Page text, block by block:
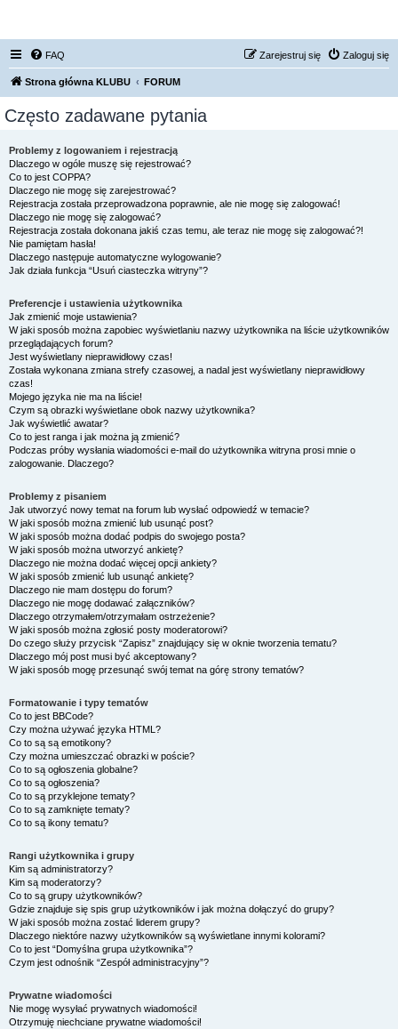
FAQ Zaloguj się
Zarejestruj się
Strona główna KLUBU FORUM
Często zadawane pytania
Problemy z logowaniem i rejestracją
Dlaczego w ogóle muszę się rejestrować?
Co to jest COPPA?
Dlaczego nie mogę się zarejestrować?
Rejestracja została przeprowadzona poprawnie, ale nie mogę się zalogować!
Dlaczego nie mogę się zalogować?
Rejestracja została dokonana jakiś czas temu, ale teraz nie mogę się zalogować?!
Nie pamiętam hasła!
Dlaczego następuje automatyczne wylogowanie?
Jak działa funkcja “Usuń ciasteczka witryny”?
Preferencje i ustawienia użytkownika
Jak zmienić moje ustawienia?
W jaki sposób można zapobiec wyświetlaniu nazwy użytkownika na liście użytkowników
przeglądających forum?
Jest wyświetlany nieprawidłowy czas!
Została wykonana zmiana strefy czasowej, a nadal jest wyświetlany nieprawidłowy
czas!
Mojego języka nie ma na liście!
Czym są obrazki wyświetlane obok nazwy użytkownika?
Jak wyświetlić awatar?
Co to jest ranga i jak można ją zmienić?
Podczas próby wysłania wiadomości e-mail do użytkownika witryna prosi mnie o
zalogowanie. Dlaczego?
Problemy z pisaniem
Jak utworzyć nowy temat na forum lub wysłać odpowiedź w temacie?
W jaki sposób można zmienić lub usunąć post?
W jaki sposób można dodać podpis do swojego posta?
W jaki sposób można utworzyć ankietę?
Dlaczego nie można dodać więcej opcji ankiety?
W jaki sposób zmienić lub usunąć ankietę?
Dlaczego nie mam dostępu do forum?
Dlaczego nie mogę dodawać załączników?
Dlaczego otrzymałem/otrzymałam ostrzeżenie?
W jaki sposób można zgłosić posty moderatorowi?
Do czego służy przycisk “Zapisz” znajdujący się w oknie tworzenia tematu?
Dlaczego mój post musi być akceptowany?
W jaki sposób mogę przesunąć swój temat na górę strony tematów?
Formatowanie i typy tematów
Co to jest BBCode?
Czy można używać języka HTML?
Co to są są emotikony?
Czy można umieszczać obrazki w poście?
Co to są ogłoszenia globalne?
Co to są ogłoszenia?
Co to są przyklejone tematy?
Co to są zamknięte tematy?
Co to są ikony tematu?
Rangi użytkownika i grupy
Kim są administratorzy?
Kim są moderatorzy?
Co to są grupy użytkowników?
Gdzie znajduje się spis grup użytkowników i jak można dołączyć do grupy?
W jaki sposób można zostać liderem grupy?
Dlaczego niektóre nazwy użytkowników są wyświetlane innymi kolorami?
Co to jest “Domyślna grupa użytkownika”?
Czym jest odnośnik “Zespół administracyjny”?
Prywatne wiadomości
Nie mogę wysyłać prywatnych wiadomości!
Otrzymuję niechciane prywatne wiadomości!